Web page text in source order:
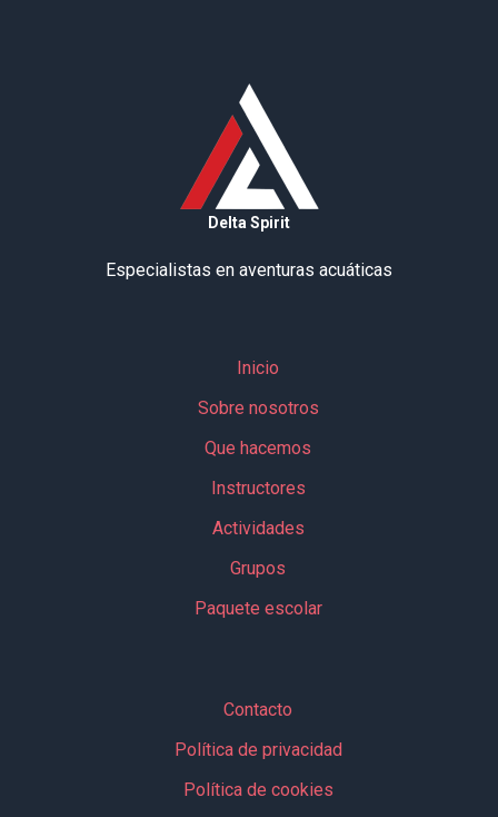
Delta Spirit
Especialistas en aventuras acuáticas
Inicio
Sobre nosotros
Que hacemos
Instructores
Actividades
Grupos
Paquete escolar
Contacto
Política de privacidad
Política de cookies